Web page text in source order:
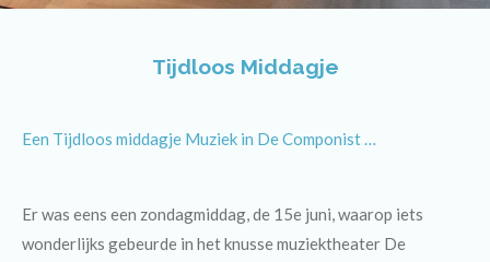
Tijdloos Middagje
Een Tijdloos middagje Muziek in De Componist …
Erwas eens een zondagmiddag, de 15e juni, waarop iets
wonderlijks gebeurde in het knusse muziektheater De